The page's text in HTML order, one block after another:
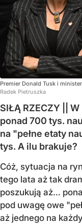
Premier Donald Tusk i
Radek Pietruszka
SIŁĄ RZECZY ||
ponad 700 tys.
na "pełne etaty
tys. A ilu brakuje?
Cóż, sytuacja na
tego lata aż tak
poszukują aż…
pod uwagę owe
aż jednego na